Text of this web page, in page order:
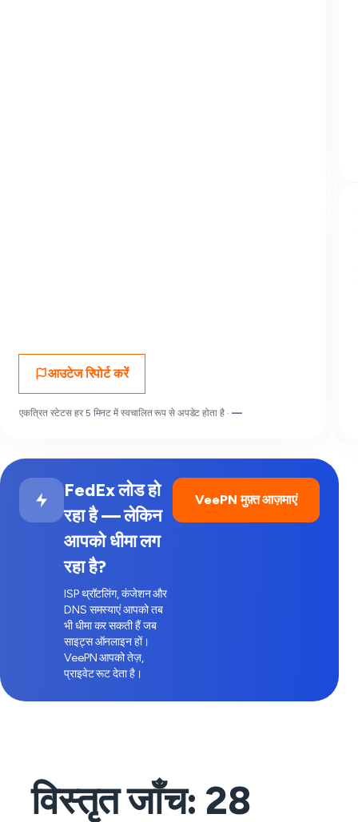
आउटेज रिपोर्ट करें
एकत्रित स्टेटस हर 5 मिनट में स्वचालित रूप से अपडेट होता है · —
FedEx लोड हो
रहा है — लेकिन
आपको धीमा लग
रहा है?
ISP थ्रॉटलिंग, कंजेशन और
DNS समस्याएं आपको तब
भी धीमा कर सकती हैं जब
साइट्स ऑनलाइन हों।
VeePN आपको तेज़,
प्राइवेट रूट देता है।
VeePN मुफ़्त आज़माएं
विस्तृत जाँच:28